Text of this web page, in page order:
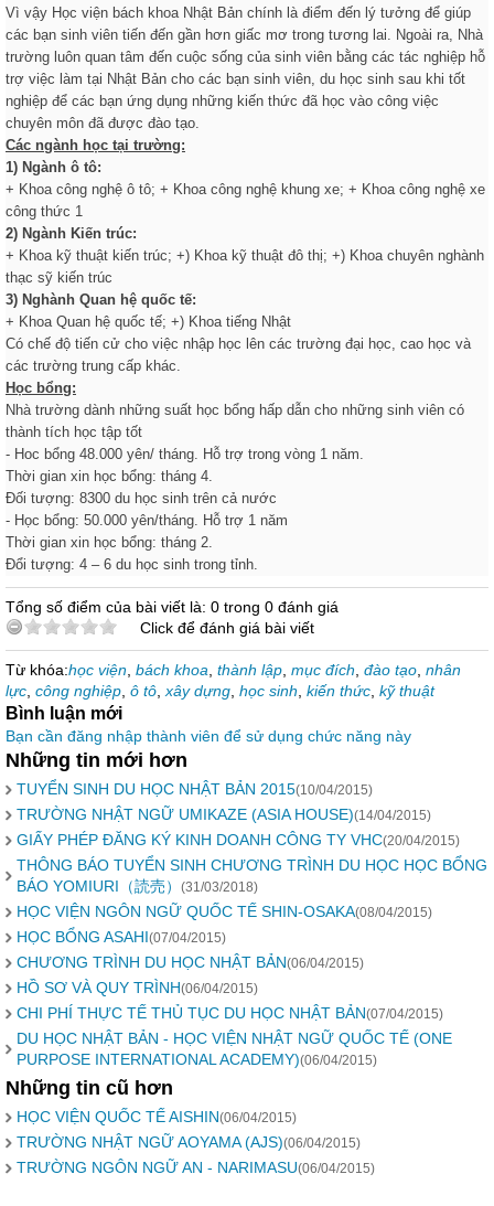
Vì vậy Học viện bách khoa Nhật Bản chính là điểm đến lý tưởng để giúp
các bạn sinh viên tiến đến gần hơn giấc mơ trong tương lai. Ngoài ra, Nhà
trường luôn quan tâm đến cuộc sống của sinh viên bằng các tác nghiệp hỗ
trợ việc làm tại Nhật Bản cho các bạn sinh viên, du học sinh sau khi tốt
nghiệp để các bạn ứng dụng những kiến thức đã học vào công việc
chuyên môn đã được đào tạo.
Các ngành học tại trường:
1) Ngành ô tô:
+ Khoa công nghệ ô tô; + Khoa công nghệ khung xe; + Khoa công nghệ xe
công thức 1
2) Ngành Kiến trúc:
+ Khoa kỹ thuật kiến trúc; +) Khoa kỹ thuật đô thị; +) Khoa chuyên nghành
thạc sỹ kiến trúc
3) Nghành Quan hệ quốc tế:
+ Khoa Quan hệ quốc tế; +) Khoa tiếng Nhật
Có chế độ tiến cử cho việc nhập học lên các trường đại học, cao học và
các trường trung cấp khác.
Học bổng:
Nhà trường dành những suất học bổng hấp dẫn cho những sinh viên có
thành tích học tập tốt
- Hoc bổng 48.000 yên/ tháng. Hỗ trợ trong vòng 1 năm.
Thời gian xin học bổng: tháng 4.
Đối tượng: 8300 du học sinh trên cả nước
- Học bổng: 50.000 yên/tháng. Hỗ trợ 1 năm
Thời gian xin học bổng: tháng 2.
Đổi tượng: 4 – 6 du học sinh trong tỉnh.
Tổng số điểm của bài viết là: 0 trong 0 đánh giá
Click để đánh giá bài viết
Từ khóa:học viện bách khoa thành lập mục đích đào tạo nhân
lực công nghiệp ô tô xây dựng học sinh kiến thức kỹ thuật
Bình luận mới
Bạn cần đăng nhập thành viên để sử dụng chức năng này
Những tin mới hơn
TUYỂN SINH DU HỌC NHẬT BẢN 2015(10/04/2015)
TRƯỜNG NHẬT NGỮ UMIKAZE (ASIA HOUSE)(14/04/2015)
GIẤY PHÉP ĐĂNG KÝ KINH DOANH CÔNG TY VHC(20/04/2015)
THÔNG BÁO TUYỂN SINH CHƯƠNG TRÌNH DU HỌC HỌC BỔNG
BÁO YOMIURI（読売） (31/03/2018)
HỌC VIỆN NGÔN NGỮ QUỐC TẾ SHIN-OSAKA(08/04/2015)
HỌC BỔNG ASAHI(07/04/2015)
CHƯƠNG TRÌNH DU HỌC NHẬT BẢN(06/04/2015)
HỒ SƠ VÀ QUY TRÌNH(06/04/2015)
CHI PHÍ THỰC TẾ THỦ TỤC DU HỌC NHẬT BẢN(07/04/2015)
DU HỌC NHẬT BẢN - HỌC VIỆN NHẬT NGỮ QUỐC TẾ (ONE
PURPOSE INTERNATIONAL ACADEMY)(06/04/2015)
Những tin cũ hơn
HỌC VIỆN QUỐC TẾ AISHIN(06/04/2015)
TRƯỜNG NHẬT NGỮ AOYAMA (AJS)(06/04/2015)
TRƯỜNG NGÔN NGỮ AN - NARIMASU(06/04/2015)